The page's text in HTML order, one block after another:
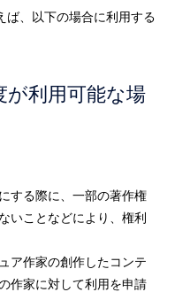
ば、以下の場合に利用する
が利用可能な場
する際に、一部の著作権
いことなどにより、権利
ア作家の創作したコンテ
作家に対して利用を申請